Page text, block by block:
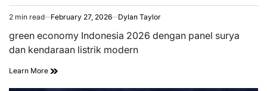
Estimated
read
time
2 min read February 27, 2026 Dylan Taylor
green economy Indonesia 2026 dengan panel surya
dan kendaraan listrik modern
Learn More